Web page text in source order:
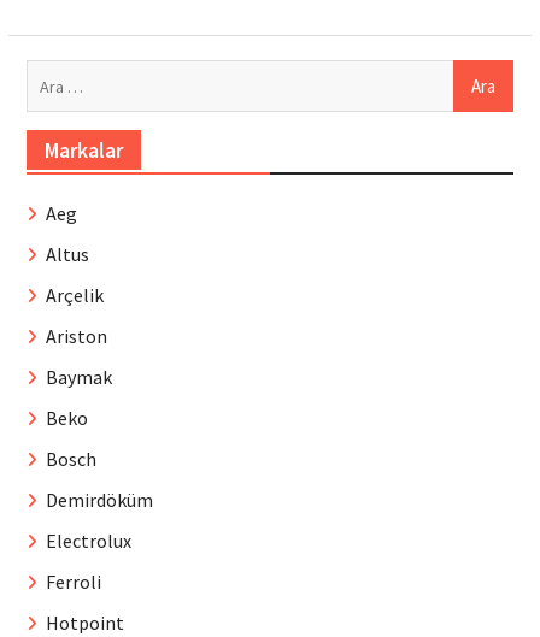
Markalar
Aeg
Altus
Arçelik
Ariston
Baymak
Beko
Bosch
Demirdöküm
Electrolux
Ferroli
Hotpoint